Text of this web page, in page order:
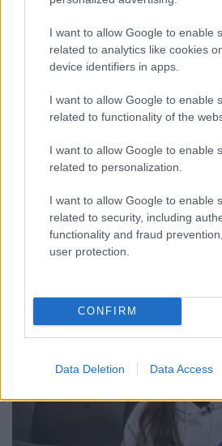
I want to allow Google to enable
related to analytics like cookies
device identifiers in apps.
I want to allow Google to enable
related to functionality of the
I want to allow Google to enable
related to personalization.
I want to allow Google to enable
related to security, including
functionality and fraud
user protection.
CONFIRM
Data Deletion Data Access
Reggeli
2025. október 9. 12:45
Trill Beatrix: „Mentálisan
hogy nem bíznak benned” –
„Mentálisan nehezebb feldolgozni,
bíznak benned” – vallotta be Trill
kiesője. A színésznőt játékostársai
kastélyból, miután túl közvetlennek
Péterrel és megvádolták azzal,
nevezte meg gyilkosként. Bea úgy
társulatának tagjaként új fejezetet